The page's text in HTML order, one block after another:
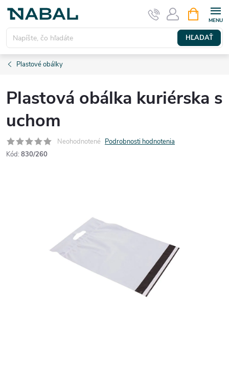
Prejsť
obsah
HĽADAŤ
KOŠÍK
Plastové obálky
Plastová obálka kuriérska s
uchom
Neohodnotené Podrobnosti hodnotenia
Kód: 830/260